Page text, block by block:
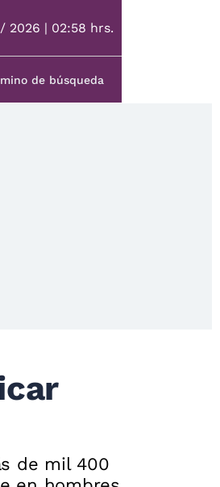
2026 | 02:58 hrs.
de mil 400